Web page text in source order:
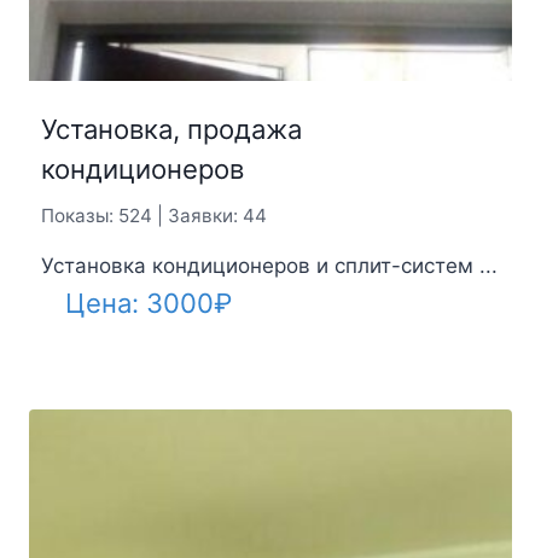
Установка, продажа
кондиционеров
Показы: 524 | Заявки: 44
Установка кондиционеров и сплит-систем ...
Цена: 3000₽